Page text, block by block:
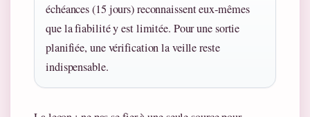
échéances (15 jours) reconnaissent eux‑mêmes
que la fiabilité y est limitée. Pour une sortie
planifiée, une vérification la veille reste
indispensable.